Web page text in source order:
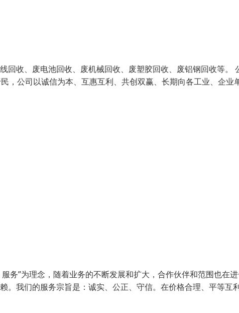
回收、废电池回收、废机械回收、废塑胶回收、废铝钢回收等。
，公司以诚信为本、互惠互利、共创双赢、长期向各工业、企业
务”为理念，随着业务的不断发展和扩大，合作伙伴和范围也在
。我们的服务宗旨是：诚实、公正、守信。在价格合理、平等互